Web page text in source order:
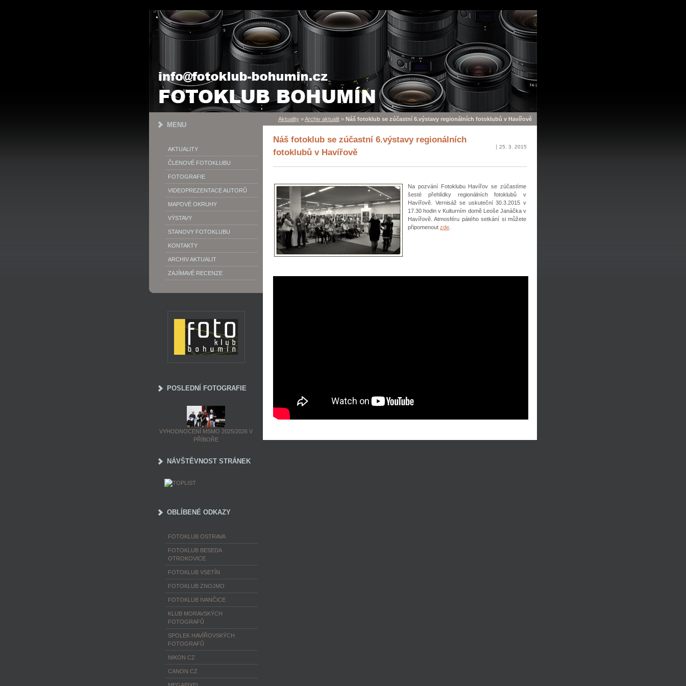
MENU
AKTUALITY
ČLENOVÉ FOTOKLUBU
FOTOGRAFIE
VIDEOPREZENTACE AUTORŮ
MAPOVÉ OKRUHY
VÝSTAVY
STANOVY FOTOKLUBU
KONTAKTY
ARCHIV AKTUALIT
ZAJÍMAVÉ RECENZE
POSLEDNÍ FOTOGRAFIE
VYHODNOCENÍ MSMO 2025/2026 V
PŘÍBOŘE
NÁVŠTĚVNOST STRÁNEK
OBLÍBENÉ ODKAZY
FOTOKLUB OSTRAVA
FOTOKLUB BESEDA
OTROKOVICE
FOTOKLUB VSETÍN
FOTOKLUB ZNOJMO
FOTOKLUB IVANČICE
KLUB MORAVSKÝCH
FOTOGRAFŮ
SPOLEK HAVÍŘOVSKÝCH
FOTOGRAFŮ
NIKON CZ
CANON CZ
Aktuality »Archiv aktualit » Náš fotoklub se zúčastní 6.výstavy regionálních fotoklubů v Havířově
Náš fotoklub se zúčastní 6.výstavy regionálních
fotoklubů v Havířově
25. 3. 2015
Na pozvání Fotoklubu Havířov se zúčastíme
šesté přehlídky regionálních fotoklubů v
Havířově. Vernisáž se uskuteční 30.3.2015 v
17.30 hodin v Kulturním domě Leoše Janáčka v
Havířově. Atmosféru pátého setkání si můžete
připomenout zde